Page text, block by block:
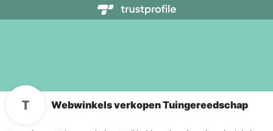
Webwinkels verkopen Tuingereedschap